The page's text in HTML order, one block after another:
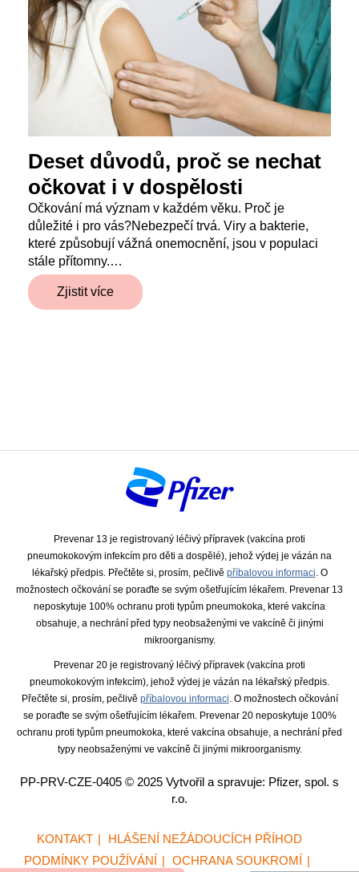
Deset důvodů, proč se nechat
očkovat i v dospělosti
Očkování má význam v každém věku. Proč je
důležité i pro vás?Nebezpečí trvá. Viry a bakterie,
které způsobují vážná onemocnění, jsou v populaci
stále přítomny.…
Zjistit více
Prevenar 13 je registrovaný léčivý přípravek (vakcína proti
pneumokokovým infekcím pro děti a dospělé), jehož výdej je vázán na
lékařský předpis. Přečtěte si, prosím, pečlivě příbalovou informaci. O
možnostech očkování se poraďte se svým ošetřujícím lékařem. Prevenar 13
neposkytuje 100% ochranu proti typům pneumokoka, které vakcína
obsahuje, a nechrání před typy neobsaženými ve vakcíně či jinými
mikroorganismy.
Prevenar 20 je registrovaný léčivý přípravek (vakcína proti
pneumokokovým infekcím), jehož výdej je vázán na lékařský předpis.
Přečtěte si, prosím, pečlivě příbalovou informaci. O možnostech očkování
se poraďte se svým ošetřujícím lékařem. Prevenar 20 neposkytuje 100%
ochranu proti typům pneumokoka, které vakcína obsahuje, a nechrání před
typy neobsaženými ve vakcíně či jinými mikroorganismy.
PP-PRV-CZE-0405 © 2025 Vytvořil a spravuje: Pfizer, spol. s
r.o.
Footer
KONTAKT HLÁŠENÍ NEŽÁDOUCÍCH PŘÍHOD
PODMÍNKY POUŽÍVÁNÍ OCHRANA SOUKROMÍ